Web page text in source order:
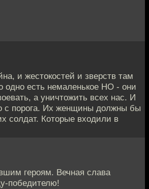
и жестокостей и зверств там
одно есть немаленькое НО - они
а уничтожить всех нас. И
с порога. Их женщины должны бы
солдат. Которые входили в
героям. Вечная слава
победителю!